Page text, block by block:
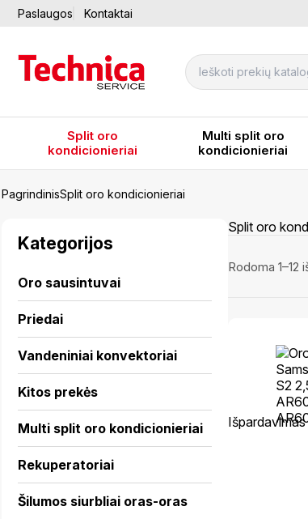
Paslaugos Kontaktai
Split oro
kondicionieriai
Multi split oro
kondicionieriai
PagrindinisSplit oro kondicionieriai
Kategorijos
Oro sausintuvai
Priedai
Vandeniniai konvektoriai
Kitos prekės
Multi split oro kondicionieriai
Rekuperatoriai
Šilumos siurbliai oras-oras
Split oro
Rodoma 1–12
Išpardavimas